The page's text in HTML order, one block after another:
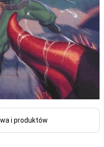
i produktów